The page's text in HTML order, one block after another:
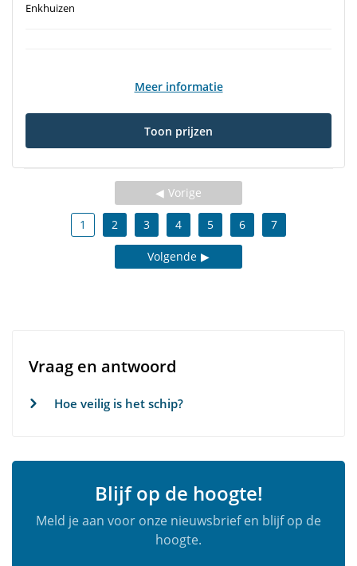
Enkhuizen
Meer informatie
Toon prijzen
Vorige
1 2 3 4 5 6 7
Volgende
Vraag en antwoord
Hoe veilig is het schip?
Blijf op de hoogte!
Meld je aan voor onze nieuwsbrief en blijf op de
hoogte.